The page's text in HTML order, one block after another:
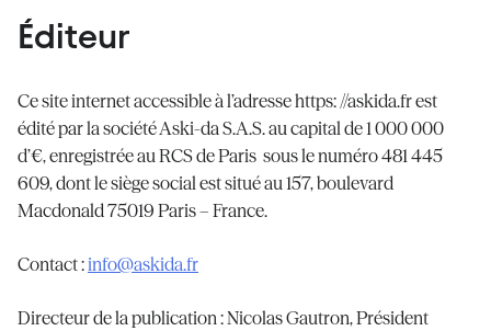
Éditeur
Ce site internet accessible à l’adresse https: //askida.fr est
édité par la société Aski-da S.A.S. au capital de 1 000 000
d’€, enregistrée au RCS de Paris sous le numéro 481 445
609, dont le siège social est situé au 157, boulevard
Macdonald 75019 Paris – France.
Contact :info@askida.fr
Directeur de la publication : Nicolas Gautron, Président